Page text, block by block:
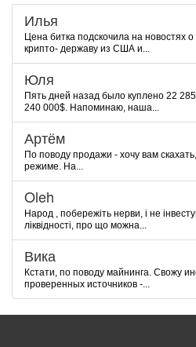
Илья
Цена битка подскочила на новостях
крипто- державу из США и...
Юля
Пять дней назад было куплено 22
240 000$. Напоминаю, наша...
Артём
По поводу продажи - хочу вам
режиме. На...
Oleh
Народ , побережіть нерви, і не
ліквідності, про що можна...
Вика
Кстати, по поводу майнинга. Свожу
проверенных источников -...